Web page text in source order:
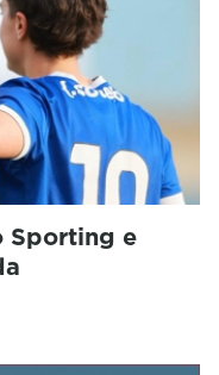
Sporting e